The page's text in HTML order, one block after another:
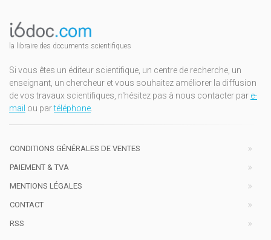
la libraire des documents scientifiques
Si vous êtes un éditeur scientifique, un centre de recherche, un
enseignant, un chercheur et vous souhaitez améliorer la diffusion
de vos travaux scientifiques, n'hésitez pas à nous contacter par e-
mail ou partéléphone.
CONDITIONS GÉNÉRALES DE VENTES
PAIEMENT & TVA
MENTIONS LÉGALES
CONTACT
RSS